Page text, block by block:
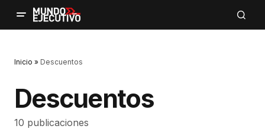
Inicio » Descuentos
Descuentos
10 publicaciones